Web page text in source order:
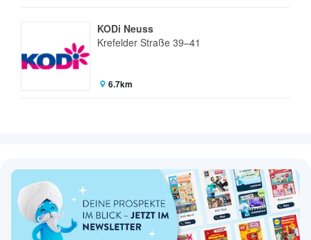
KODi Neuss
Krefelder Straße 39–41
6.7km